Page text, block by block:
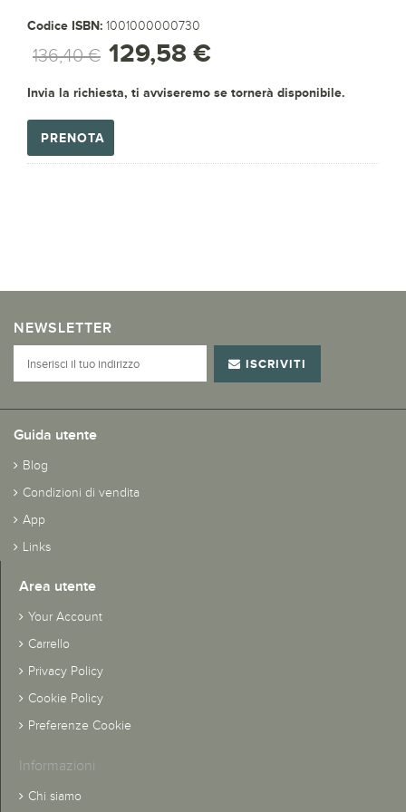
Codice ISBN: 1001000000730
136,40 € 129,58 €
Invia la richiesta, ti avviseremo se tornerà disponibile.
PRENOTA
NEWSLETTER
ISCRIVITI
Guida utente
Blog
Condizioni di vendita
App
Links
Area utente
Your Account
Carrello
Privacy Policy
Cookie Policy
Preferenze Cookie
Informazioni
Chi siamo